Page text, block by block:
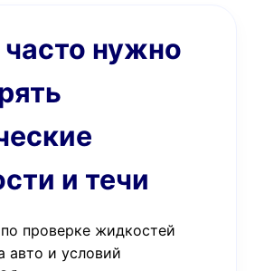
нужно
и течи
проверке жидкостей
авто и условий